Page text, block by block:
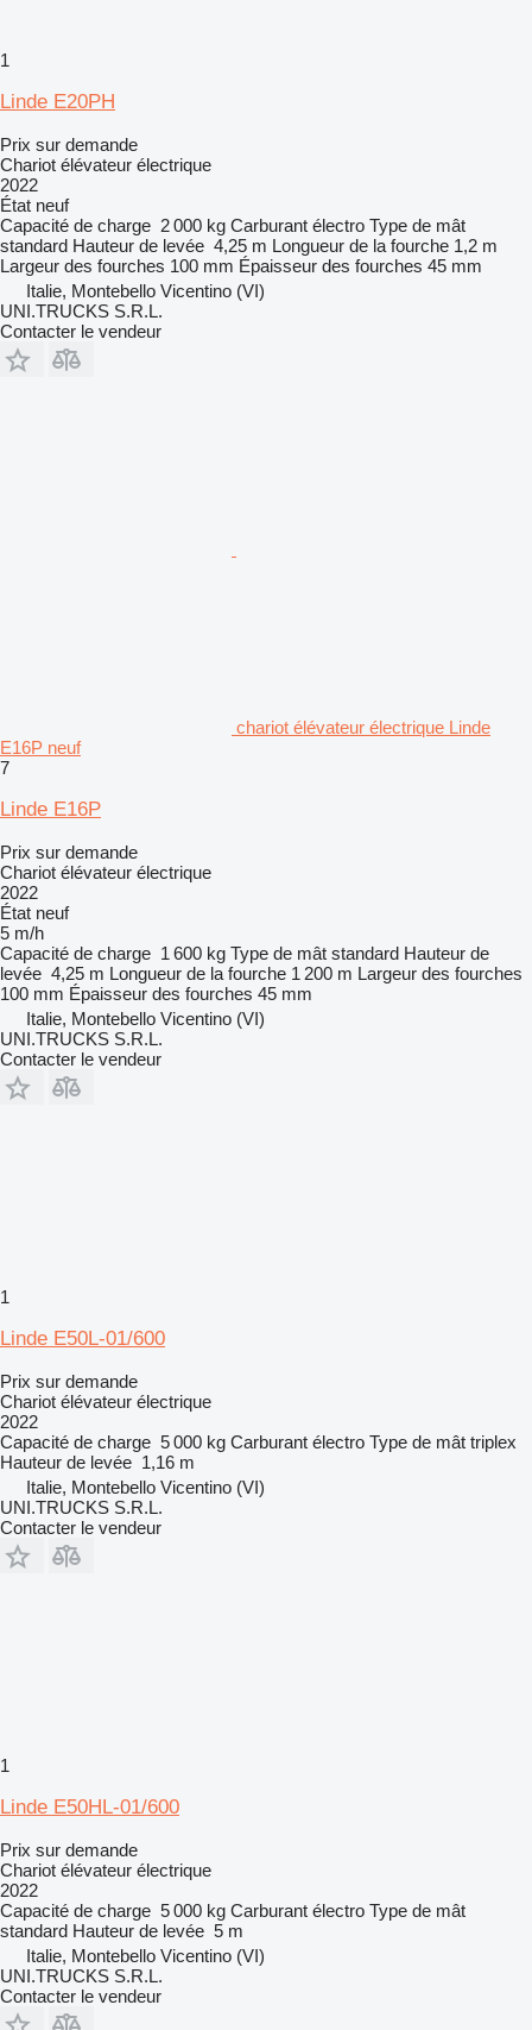
1
Linde E20PH
Prix sur demande
Chariot élévateur électrique
2022
État neuf
Capacité de charge 2 000 kg Carburant électro Type de mât
standard Hauteur de levée 4,25 m Longueur de la fourche 1,2 m
Largeur des fourches 100 mm Épaisseur des fourches 45 mm
Italie, Montebello Vicentino (VI)
UNI.TRUCKS S.R.L.
Contacter le vendeur
chariot élévateur électrique Linde
E16P neuf
7
Linde E16P
Prix sur demande
Chariot élévateur électrique
2022
État neuf
5 m/h
Capacité de charge 1 600 kg Type de mât standard Hauteur de
levée 4,25 m Longueur de la fourche 1 200 m Largeur des fourches
100 mm Épaisseur des fourches 45 mm
Italie, Montebello Vicentino (VI)
UNI.TRUCKS S.R.L.
Contacter le vendeur
1
Linde E50L-01/600
Prix sur demande
Chariot élévateur électrique
2022
Capacité de charge 5 000 kg Carburant électro Type de mât triplex
Hauteur de levée 1,16 m
Italie, Montebello Vicentino (VI)
UNI.TRUCKS S.R.L.
Contacter le vendeur
1
Linde E50HL-01/600
Prix sur demande
Chariot élévateur électrique
2022
Capacité de charge 5 000 kg Carburant électro Type de mât
standard Hauteur de levée 5 m
Italie, Montebello Vicentino (VI)
UNI.TRUCKS S.R.L.
Contacter le vendeur